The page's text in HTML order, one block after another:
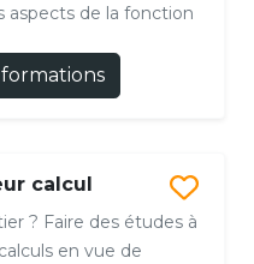
aspects de la fonction
calcul
? Faire des études à
en vue de